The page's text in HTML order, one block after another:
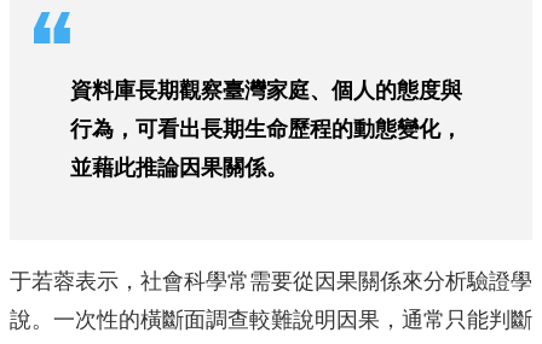
資料庫長期觀察臺灣家庭、個人的態度與
行為，可看出長期生命歷程的動態變化，
並藉此推論因果關係。
于若蓉表示，社會科學常需要從因果關係來分析驗證學
說。一次性的橫斷面調查較難說明因果，通常只能判斷